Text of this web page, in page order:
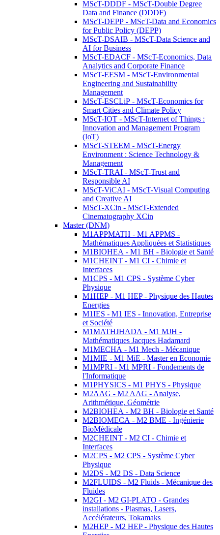
MScT-DDDF - MScT-Double Degree
Data and Finance (DDDF)
MScT-DEPP - MScT-Data and Economics
for Public Policy (DEPP)
MScT-DSAIB - MScT-Data Science and
AI for Business
MScT-EDACF - MScT-Economics, Data
Analytics and Corporate Finance
MScT-EESM - MScT-Environmental
Engineering and Sustainability
Management
MScT-ESCLiP - MScT-Economics for
Smart Cities and Climate Policy
MScT-IOT - MScT-Internet of Things :
Innovation and Management Program
(IoT)
MScT-STEEM - MScT-Energy
Environment : Science Technology &
Management
MScT-TRAI - MScT-Trust and
Responsible AI
MScT-ViCAI - MScT-Visual Computing
and Creative AI
MScT-XCin - MScT-Extended
Cinematography XCin
Master (DNM)
M1APPMATH - M1 APPMS -
Mathématiques Appliquées et Statistiques
M1BIOHEA - M1 BH - Biologie et Santé
M1CHEINT - M1 CI - Chimie et
Interfaces
M1CPS - M1 CPS - Système Cyber
Physique
M1HEP - M1 HEP - Physique des Hautes
Energies
M1IES - M1 IES - Innovation, Entreprise
et Société
M1MATHJHADA - M1 MJH -
Mathématiques Jacques Hadamard
M1MECHA - M1 Mech - Mécanique
M1MIE - M1 MiE - Master en Economie
M1MPRI - M1 MPRI - Fondements de
l'Informatique
M1PHYSICS - M1 PHYS - Physique
M2AAG - M2 AAG - Analyse,
Arithmétique, Géométrie
M2BIOHEA - M2 BH - Biologie et Santé
M2BIOMECA - M2 BME - Ingénierie
BioMédicale
M2CHEINT - M2 CI - Chimie et
Interfaces
M2CPS - M2 CPS - Système Cyber
Physique
M2DS - M2 DS - Data Science
M2FLUIDS - M2 Fluids - Mécanique des
Fluides
M2GI - M2 GI-PLATO - Grandes
installations - Plasmas, Lasers,
Accélérateurs, Tokamaks
M2HEP - M2 HEP - Physique des Hautes